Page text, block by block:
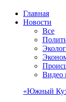
Главная
Новости
Все
Видео
«Южный